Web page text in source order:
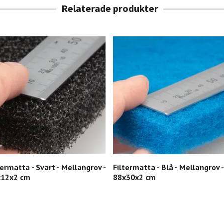
- Svart - Mellangrov -
cm
Filtermatta - Blå - Mellangrov -
88x30x2 cm